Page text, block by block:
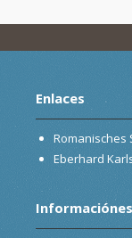
Enlaces
Romanisches
Eberhard
Informaciónes